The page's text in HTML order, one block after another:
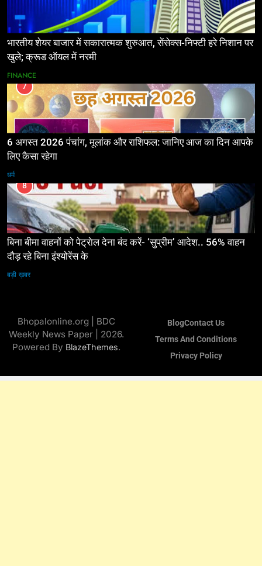
भारतीय शेयर बाजार में सकारात्मक शुरुआत, सेंसेक्स-निफ्टी हरे निशान पर
खुले; क्रूड ऑयल में नरमी
FINANCE
7
6 अगस्त 2026 पंचांग, मूलांक और राशिफल: जानिए आज का दिन आपके
लिए कैसा रहेगा
धर्म
8
बिना बीमा वाहनों को पेट्राेल देना बंद करें- ‘सुप्रीम’ आदेश.. 56% वाहन
दौड़ रहे बिना इंश्योरेंस के
बड़ी ख़बर
Bhopalonline.org | BDC
Weekly News Paper | 2026.
Powered By BlazeThemes.
BlogContact Us
Terms And Conditions
Privacy Policy